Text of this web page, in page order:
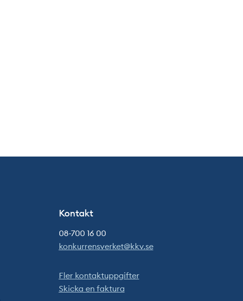
Kontakt
08-700 16 00
konkurrensverket@kkv.se
Fler kontaktuppgifter
Skicka en faktura